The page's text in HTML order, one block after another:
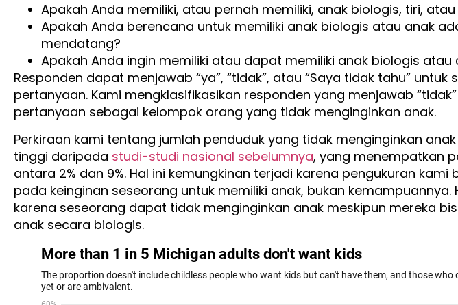
Apakah Anda memiliki, atau pernah memiliki, anak biologis, tiri,
Apakah Anda berencana untuk memiliki anak biologis atau anak
mendatang?
Apakah Anda ingin memiliki atau dapat memiliki anak biologis atau
Responden dapat menjawab “ya”, “tidak”, atau “Saya tidak tahu” untuk
pertanyaan. Kami mengklasifikasikan responden yang menjawab
pertanyaan sebagai kelompok orang yang tidak menginginkan anak.
Perkiraan kami tentang jumlah penduduk yang tidak menginginkan
tinggi daripada studi-studi nasional sebelumnya, yang menempatkan
antara 2% dan 9%. Hal ini kemungkinan terjadi karena pengukuran kami
pada keinginan seseorang untuk memiliki anak, bukan kemampuannya.
karena seseorang dapat tidak menginginkan anak meskipun mereka
anak secara biologis.